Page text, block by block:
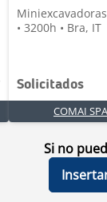
• 3200h • Bra, IT
Solicitados
COMAI SPA
Si no